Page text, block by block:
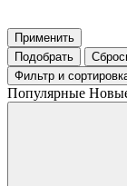
Применить
Подобрать
Фильтр и
Популярные